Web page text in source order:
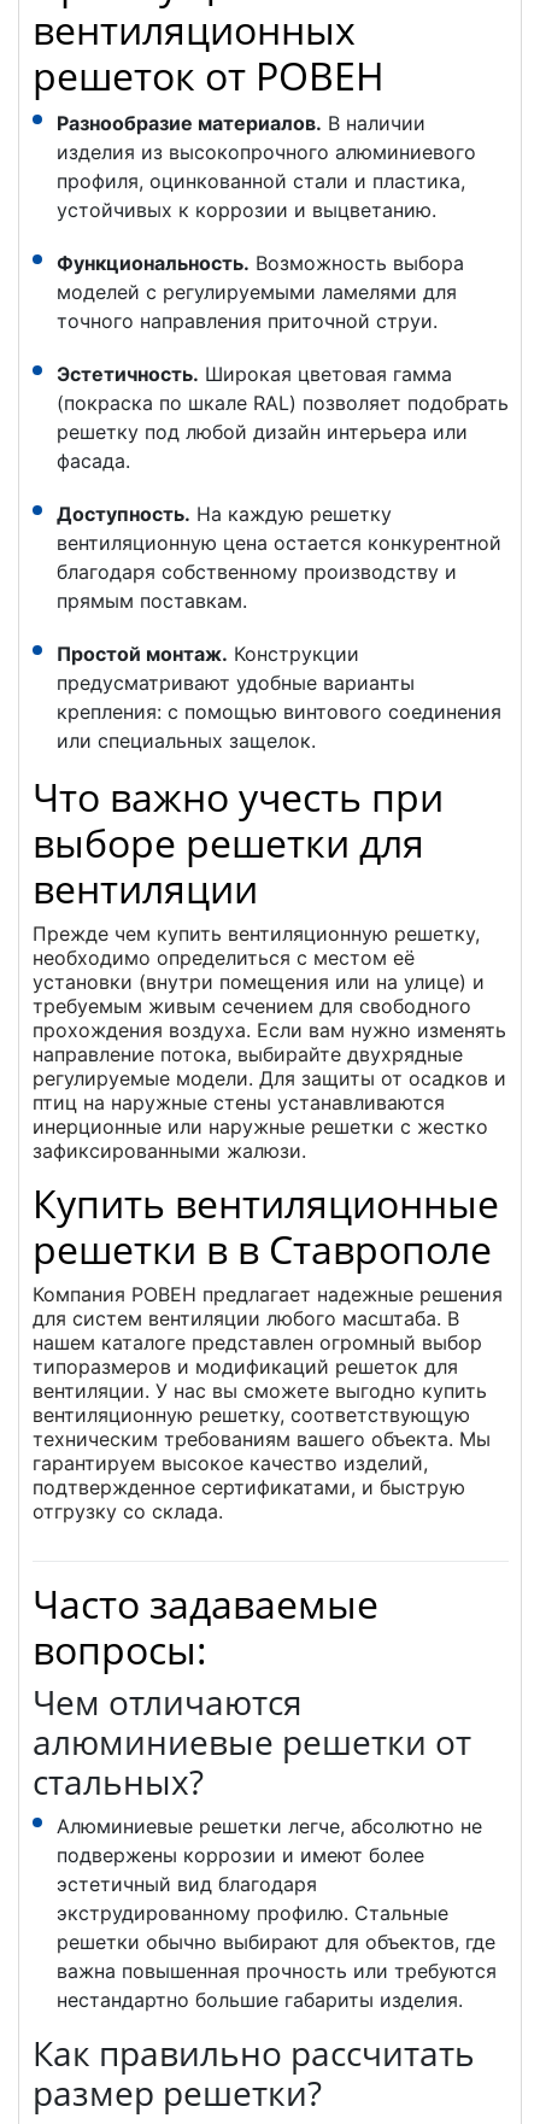
вентиляционных
решеток от РОВЕН
Разнообразие материалов. В наличии
изделия из высокопрочного алюминиевого
профиля, оцинкованной стали и пластика,
устойчивых к коррозии и выцветанию.
Функциональность. Возможность выбора
моделей с регулируемыми ламелями для
точного направления приточной струи.
Эстетичность. Широкая цветовая гамма
(покраска по шкале RAL) позволяет подобрать
решетку под любой дизайн интерьера или
фасада.
Доступность. На каждую решетку
вентиляционную цена остается конкурентной
благодаря собственному производству и
прямым поставкам.
Простой монтаж. Конструкции
предусматривают удобные варианты
крепления: с помощью винтового соединения
или специальных защелок.
Что важно учесть при
выборе решетки для
вентиляции
Прежде чем купить вентиляционную решетку,
необходимо определиться с местом её
установки (внутри помещения или на улице) и
требуемым живым сечением для свободного
прохождения воздуха. Если вам нужно изменять
направление потока, выбирайте двухрядные
регулируемые модели. Для защиты от осадков и
птиц на наружные стены устанавливаются
инерционные или наружные решетки с жестко
зафиксированными жалюзи.
Купить вентиляционные
решетки в в Ставрополе
Компания РОВЕН предлагает надежные решения
для систем вентиляции любого масштаба. В
нашем каталоге представлен огромный выбор
типоразмеров и модификаций решеток для
вентиляции. У нас вы сможете выгодно купить
вентиляционную решетку, соответствующую
техническим требованиям вашего объекта. Мы
гарантируем высокое качество изделий,
подтвержденное сертификатами, и быструю
отгрузку со склада.
Часто задаваемые
вопросы:
Чем отличаются
алюминиевые решетки от
стальных?
Алюминиевые решетки легче, абсолютно не
подвержены коррозии и имеют более
эстетичный вид благодаря
экструдированному профилю. Стальные
решетки обычно выбирают для объектов, где
важна повышенная прочность или требуются
нестандартно большие габариты изделия.
Как правильно рассчитать
размер решетки?